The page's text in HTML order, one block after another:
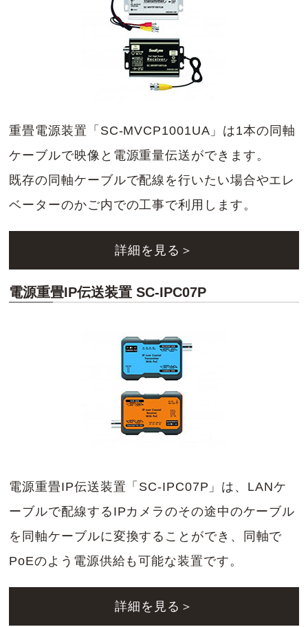
重畳電源装置「SC-MVCP1001UA」は1本の同軸
ケーブルで映像と電源重量伝送ができます。
既存の同軸ケーブルで配線を行いたい場合やエレ
ベーターのかご内での工事で利用します。
詳細を見る＞
電源重畳IP伝送装置 SC-IPC07P
電源重畳IP伝送装置「SC-IPC07P」は、LANケ
ーブルで配線するIPカメラのその途中のケーブル
を同軸ケーブルに変換することができ、同軸で
PoEのよう電源供給も可能な装置です。
詳細を見る＞